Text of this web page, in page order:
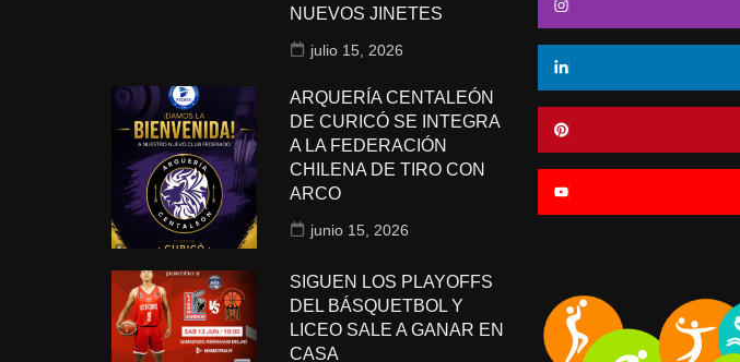
NUEVOS JINETES
julio 15, 2026
ARQUERÍA CENTALEÓN
DE CURICÓ SE INTEGRA
A LA FEDERACIÓN
CHILENA DE TIRO CON
ARCO
junio 15, 2026
SIGUEN LOS PLAYOFFS
DEL BÁSQUETBOL Y
LICEO SALE A GANAR EN
CASA